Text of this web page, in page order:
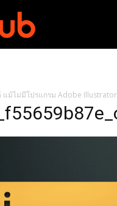
แม้ไม่มีโปรแกรม Adobe Illustrator